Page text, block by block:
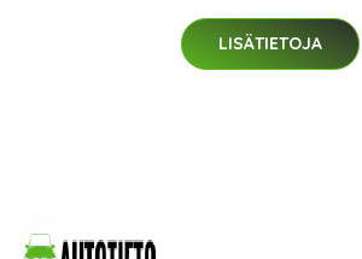
LISÄTIETOJA